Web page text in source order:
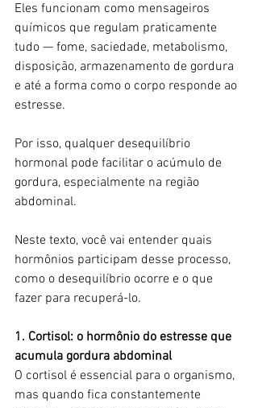
Eles funcionam como mensageiros
químicos que regulam praticamente
tudo — fome, saciedade, metabolismo,
disposição, armazenamento de gordura
e até a forma como o corpo responde ao
estresse.
Por isso, qualquer desequilíbrio
hormonal pode facilitar o acúmulo de
gordura, especialmente na região
abdominal.
Neste texto, você vai entender quais
hormônios participam desse processo,
como o desequilíbrio ocorre e o que
fazer para recuperá-lo.
1. Cortisol: o hormônio do estresse que
acumula gordura abdominal
O cortisol é essencial para o organismo,
mas quando fica constantemente